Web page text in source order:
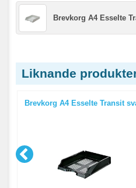
Brevkorg A4 Esselte
Liknande
Brevkorg A4 Esselte Transit